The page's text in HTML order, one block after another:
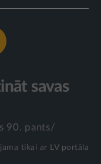
savas
90. pants/
tikai ar LV portāla